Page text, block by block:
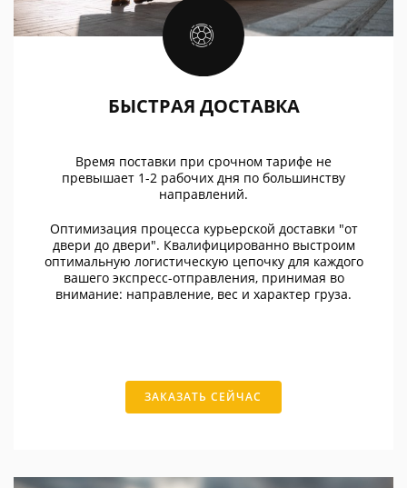
БЫСТРАЯ ДОСТАВКА
Время поставки при срочном тарифе не
превышает 1-2 рабочих дня по большинству
направлений.
Оптимизация процесса курьерской доставки "от
двери до двери". Квалифицированно выстроим
оптимальную логистическую цепочку для каждого
вашего экспресс-отправления, принимая во
внимание: направление, вес и характер груза.
ЗАКАЗАТЬ СЕЙЧАС